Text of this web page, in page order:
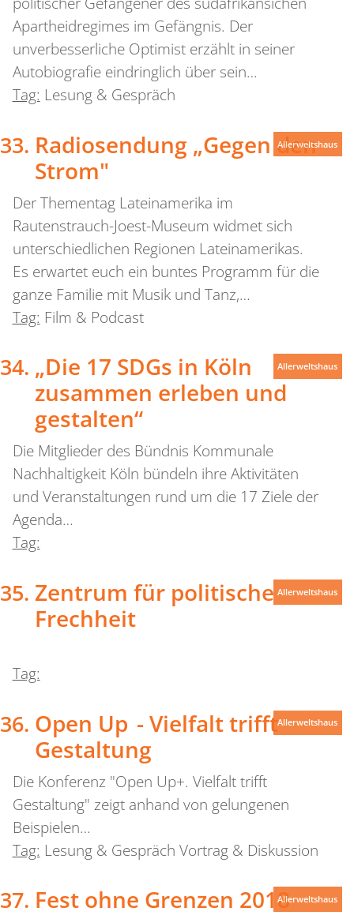
Apartheidregimes im Gefängnis. Der
unverbesserliche Optimist erzählt in seiner
Autobiografie eindringlich über sein…
Tag: Lesung & Gespräch
Radiosendung „Gegen den
Strom"
Der Thementag Lateinamerika im
Rautenstrauch-Joest-Museum widmet sich
unterschiedlichen Regionen Lateinamerikas.
Es erwartet euch ein buntes Programm für die
ganze Familie mit Musik und Tanz,…
Tag: Film & Podcast
Allerweltshaus
„Die 17 SDGs in Köln
zusammen erleben und
gestalten“
Die Mitglieder des Bündnis Kommunale
Nachhaltigkeit Köln bündeln ihre Aktivitäten
und Veranstaltungen rund um die 17 Ziele der
Agenda…
Tag:
Allerweltshaus
Zentrum für politische
Frechheit
Tag:
Allerweltshaus
Open Up - Vielfalt trifft
Gestaltung
Die Konferenz "Open Up+. Vielfalt trifft
Gestaltung" zeigt anhand von gelungenen
Beispielen…
Tag: Lesung & Gespräch Vortrag & Diskussion
Allerweltshaus
Fest ohne Grenzen 2018Allerweltshaus